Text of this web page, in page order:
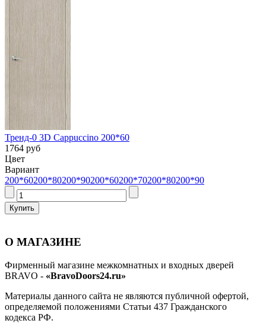
Тренд-0 3D Cappuccino 200*60
1764 руб
Цвет
Вариант
200*60200*80200*90200*60200*70200*80200*90
О МАГАЗИНЕ
Фирменный магазине межкомнатных и входных дверей
BRAVO - «BravoDoors24.ru»
Материалы данного сайта не являются публичной офертой,
определяемой положениями Статьи 437 Гражданского
кодекса РФ.